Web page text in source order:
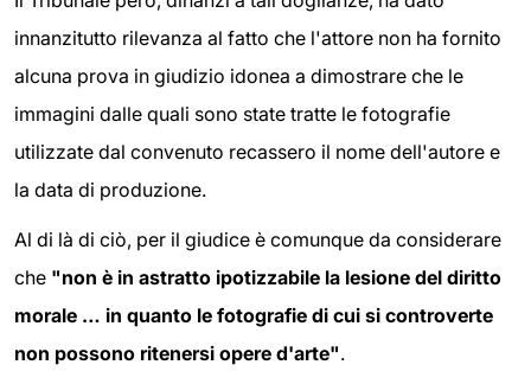
innanzitutto rilevanza al fatto che l'attore non ha fornito
alcuna prova in giudizio idonea a dimostrare che le
immagini dalle quali sono state tratte le fotografie
utilizzate dal convenuto recassero il nome dell'autore e
la data di produzione.
Al di là di ciò, per il giudice è comunque da considerare
che "non è in astratto ipotizzabile la lesione del diritto
morale … in quanto le fotografie di cui si controverte
non possono ritenersi opere d'arte".